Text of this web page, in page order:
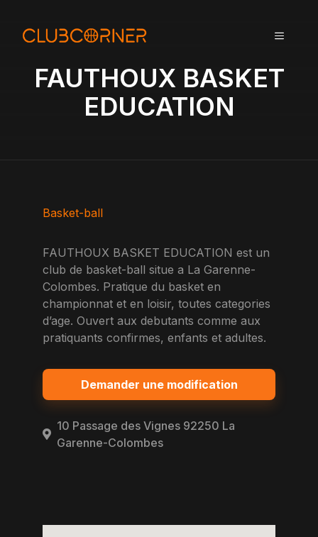
MENU
FAUTHOUX BASKET
EDUCATION
Basket-ball
FAUTHOUX BASKET EDUCATION est un
club de basket-ball situe a La Garenne-
Colombes. Pratique du basket en
championnat et en loisir, toutes categories
d’age. Ouvert aux debutants comme aux
pratiquants confirmes, enfants et adultes.
Demander une modification
10 Passage des Vignes 92250 La
Garenne-Colombes